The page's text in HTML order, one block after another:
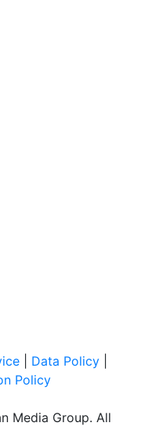
Data Policy
Policy
Media Group. All